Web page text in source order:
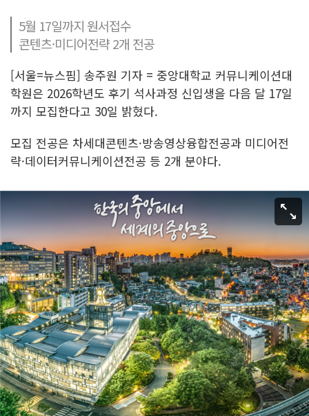
5월 17일까지 원서접수
콘텐츠·미디어전략 2개 전공
[서울=뉴스핌] 송주원 기자 = 중앙대학교 커뮤니케이션대
학원은 2026학년도 후기 석사과정 신입생을 다음 달 17일
까지 모집한다고 30일 밝혔다.
모집 전공은 차세대콘텐츠·방송영상융합전공과 미디어전
략·데이터커뮤니케이션전공 등 2개 분야다.